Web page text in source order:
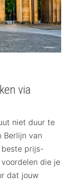
via
niet duur te
Berlijn van
prijs-
die je
dat jouw